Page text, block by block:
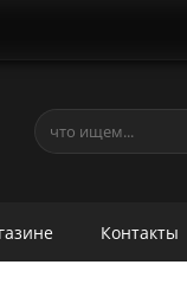
Контакты